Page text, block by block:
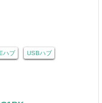
ハブ USBハブ